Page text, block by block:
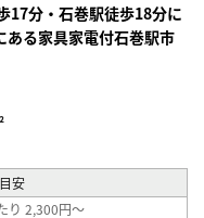
17分・石巻駅徒歩18分に
る家具家電付石巻駅市
安
り 2,300円～